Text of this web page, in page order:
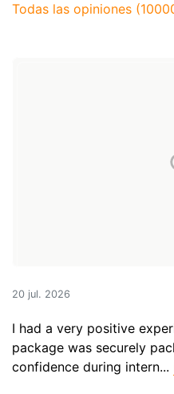
Todas las opiniones
20 jul. 2026
I had a very positive
package was securely
confidence during intern...